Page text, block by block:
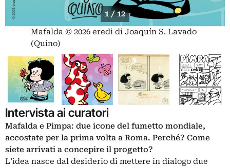
1 / 12
Mafalda © 2026 eredi di Joaquín S. Lavado
(Quino)
Intervista ai curatori
Mafalda e Pimpa: due icone del fumetto mondiale,
accostate per la prima volta a Roma. Perché? Come
siete arrivati a concepire il progetto?
L’idea nasce dal desiderio di mettere in dialogo due